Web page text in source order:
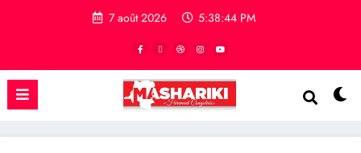
7 août 2026 5:38:45 PM